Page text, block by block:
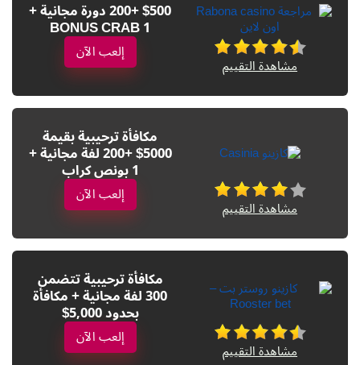
$500 +200 دورة مجانية +
1 BONUS CRAB
مشاهدة التقييم
إلعب الآن
مكافأة ترحيبية بقيمة
5000$ +200 لفة مجانية +
1 بونص كراب
مشاهدة التقييم
إلعب الآن
مكافأة ترحيبية تتضمن
300 لفة مجانية + مكافأة
بحدود 5,000$
مشاهدة التقييم
إلعب الآن